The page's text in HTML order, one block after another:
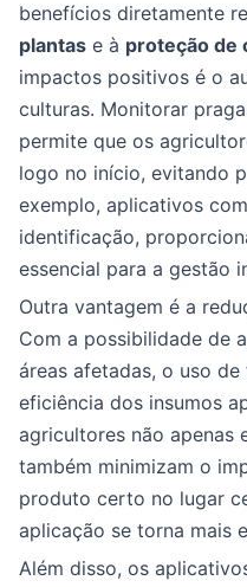
benefícios diretamente
plantas e à proteção de
impactos positivos é o
culturas. Monitorar
permite que os
logo no início, evitando
exemplo, aplicativos
identificação,
essencial para a gestão
Outra vantagem é a
Com a possibilidade de
áreas afetadas, o uso
eficiência dos insumos
agricultores não apenas
também minimizam o
produto certo no lugar
aplicação se torna mais
Além disso, os